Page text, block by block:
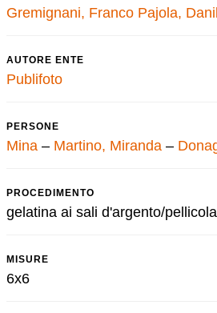
Gremignani, Franco Pajola,
AUTORE ENTE
Publifoto
PERSONE
Mina – Martino, Miranda –
PROCEDIMENTO
gelatina ai sali d'argento/
MISURE
6x6